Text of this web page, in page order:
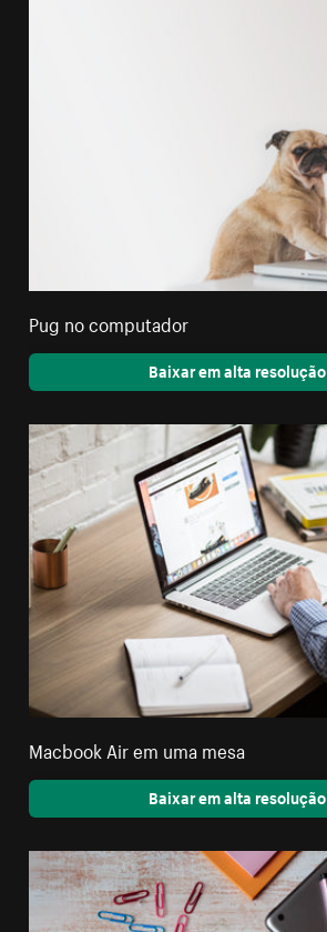
Pug no computador
Baixar em alta resolução
Macbook Air em uma mesa
Baixar em alta resolução